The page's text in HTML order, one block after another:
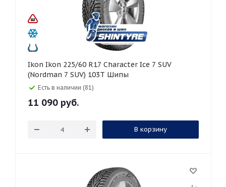
Ikon Ikon 225/60 R17 Character Ice 7 SUV
(Nordman 7 SUV) 103T Шипы
Есть в наличии (81)
11 090 руб.
В корзину